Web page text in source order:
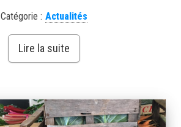
Catégorie : Actualités
Lire la suite